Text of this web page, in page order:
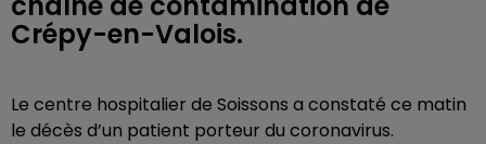
Crépy-en-Valois.
Le centre hospitalier de Soissons a constaté ce matin
le décès d’un patient porteur du coronavirus.